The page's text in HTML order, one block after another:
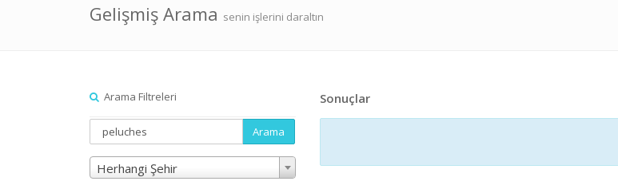
Gelişmiş Arama senin işlerini daraltın
Arama Filtreleri
Arama
Herhangi Şehir
Sonuçlar